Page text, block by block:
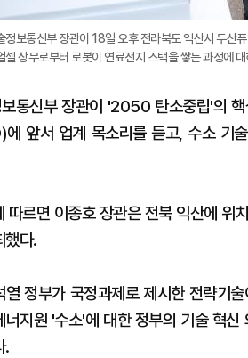
정보통신부 장관이 18일 오후 전라북도 익산시 두산
셀 상무로부터 로봇이 연료전지 스택을 쌓는 과정에
통신부 장관이 '2050 탄소중립'의
에 앞서 업계 목소리를 듣고, 수소 기
따르면 이종호 장관은 전북 익산에 위
했다.
열 정부가 국정과제로 제시한 전략기
너지원 '수소'에 대한 정부의 기술 혁
.